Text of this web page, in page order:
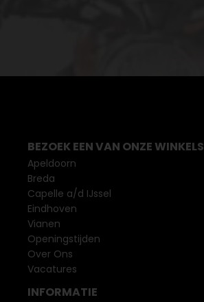
BEZOEK EEN VAN ONZE WINKELS
Apeldoorn
Breda
Capelle a/d IJssel
Eindhoven
Vianen
Openingstijden
Over Ons
Vacatures
INFORMATIE